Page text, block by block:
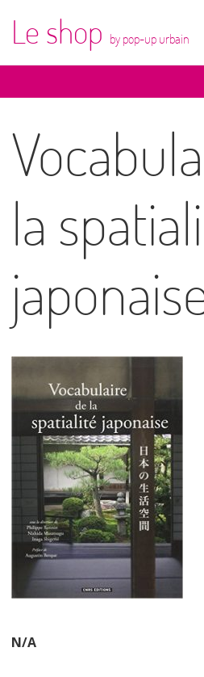
Le shop by pop-up urbain
la
N/A